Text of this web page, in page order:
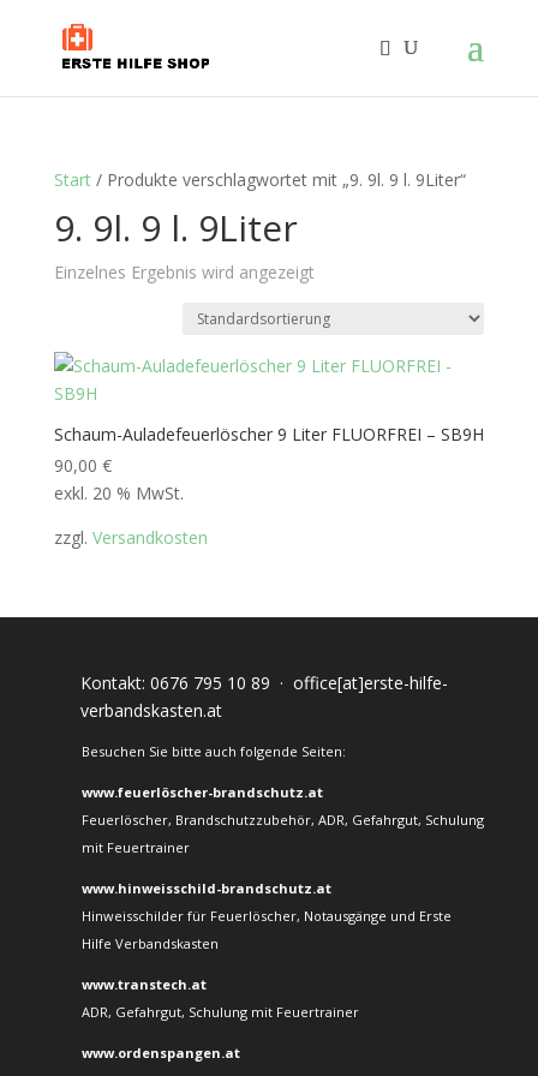
Start/ Produkte verschlagwortet mit „9. 9l. 9 l. 9Liter“
9. 9l. 9 l. 9Liter
Einzelnes Ergebnis wird angezeigt
Schaum-Auladefeuerlöscher 9 Liter FLUORFREI – SB9H
90,00 €
exkl. 20 % MwSt.
zzgl. Versandkosten
Kontakt: 0676 795 10 89 · office[at]erste-hilfe-
verbandskasten.at
Besuchen Sie bitte auch folgende Seiten:
www.feuerlöscher-brandschutz.at
Feuerlöscher, Brandschutzzubehör, ADR, Gefahrgut, Schulung
mit Feuertrainer
www.hinweisschild-brandschutz.at
Hinweisschilder für Feuerlöscher, Notausgänge und Erste
Hilfe Verbandskasten
www.transtech.at
ADR, Gefahrgut, Schulung mit Feuertrainer
www.ordenspangen.at